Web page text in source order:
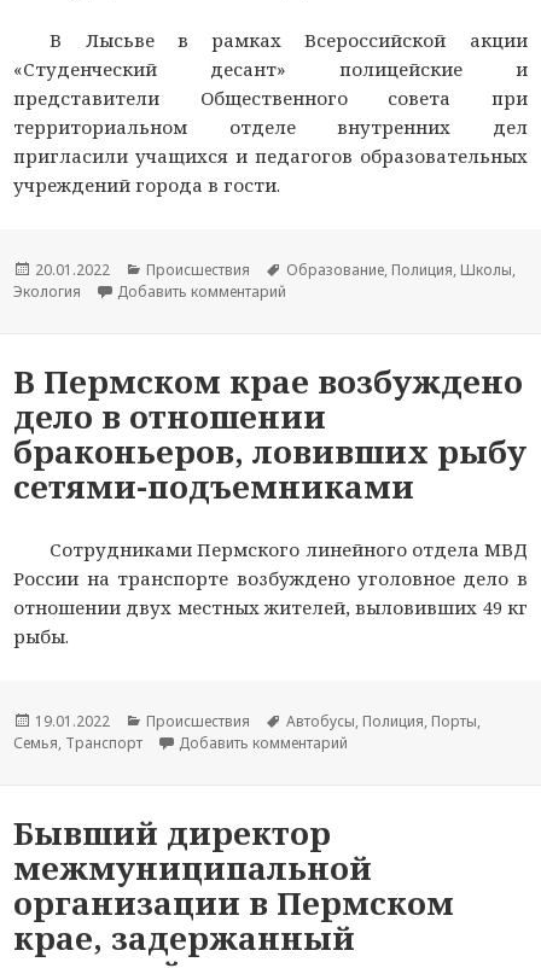
В Лысьве в рамках Всероссийской акции
«Студенческий десант» полицейские и
представители Общественного совета при
территориальном отделе внутренних дел
пригласили учащихся и педагогов образовательных
учреждений города в гости.
Опубликовано
20.01.2022 Рубрики
Происшествия Метки
Образование, Полиция, Школы,
Экология
Добавить комментарий
В Пермском крае возбуждено
дело в отношении
браконьеров, ловивших рыбу
сетями-подъемниками
Сотрудниками Пермского линейного отдела МВД
России на транспорте возбуждено уголовное дело в
отношении двух местных жителей, выловивших 49 кг
рыбы.
Опубликовано
19.01.2022 Рубрики
Происшествия Метки
Автобусы, Полиция, Порты,
Семья, Транспорт Добавить комментарий
Бывший директор
межмуниципальной
организации в Пермском
крае, задержанный